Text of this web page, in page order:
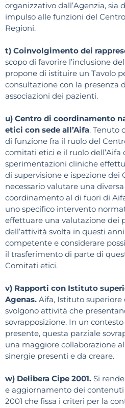
organizzativo dall’Agenzia, sia
impulso alle funzioni del
Regioni.
t) Coinvolgimento dei
scopo di favorire l’inclusione
propone di istituire un Tavolo
consultazione con la presenza
associazioni dei pazienti.
u) Centro di coordinamento
etici con sede all’Aifa. Tenuto
di funzione fra il ruolo del
comitati etici e il ruolo
sperimentazioni cliniche
di supervisione e ispezione dei
necessario valutare una
coordinamento al di fuori di
uno specifico intervento
effettuare una valutazione dei
dell’attività svolta in questi
competente e considerare
il trasferimento di parte di
Comitati etici.
v) Rapporti con Istituto
Agenas. Aifa, Istituto superiore
svolgono attività che
sovrapposizione. In un
presente, questa parziale
una maggiore collaborazione
sinergie presenti e da creare.
w) Delibera Cipe 2001. Si
e aggiornamento dei
2001 che fissa i criteri per la